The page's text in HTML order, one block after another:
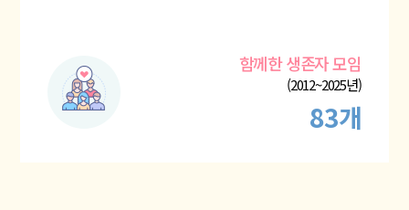
함께한 생존자 모임
(2012~2025년)
83개